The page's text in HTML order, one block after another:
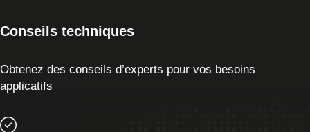
Conseils techniques
Obtenez des conseils d’experts pour vos besoins
applicatifs